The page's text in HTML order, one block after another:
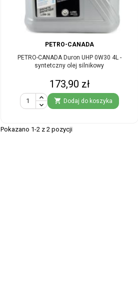
PETRO-CANADA
PETRO-CANADA Duron UHP 0W30 4L -
syntetczny olej silnikowy
Cena
173,90 zł
 Dodaj do koszyka
Pokazano 1-2 z 2 pozycji